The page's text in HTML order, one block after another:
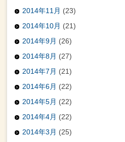
2014年11月 (23)
2014年10月 (21)
2014年9月 (26)
2014年8月 (27)
2014年7月 (21)
2014年6月 (22)
2014年5月 (22)
2014年4月 (22)
2014年3月 (25)